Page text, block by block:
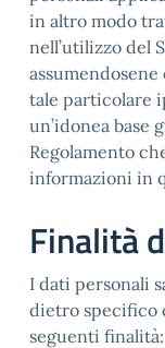
in altro modo
nell’utilizzo del
tale particolare
un’idonea base
Regolamento
informazioni in
Finalità
I dati personali
dietro specifico
seguenti